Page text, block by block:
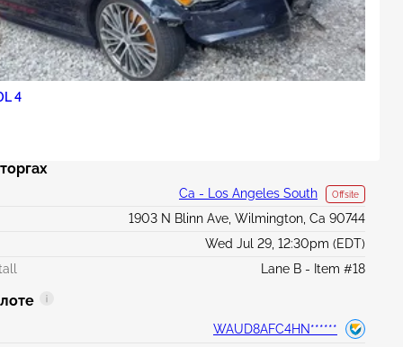
4
Ca - Los Angeles South Offsite
1903 N Blinn Ave, Wilmington, Ca 90744
Wed Jul 29, 12:30pm (EDT)
Lane B - Item #18
WAUD8AFC4HN******